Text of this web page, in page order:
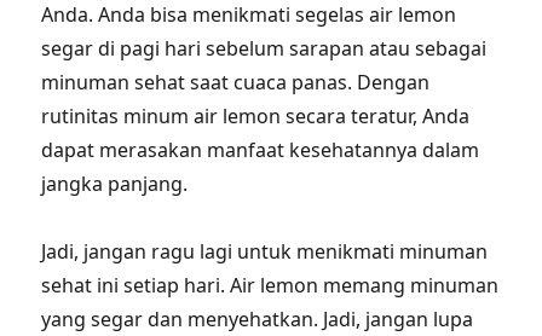
Anda. Anda bisa menikmati segelas air lemon
segar di pagi hari sebelum sarapan atau sebagai
minuman sehat saat cuaca panas. Dengan
rutinitas minum air lemon secara teratur, Anda
dapat merasakan manfaat kesehatannya dalam
jangka panjang.
Jadi, jangan ragu lagi untuk menikmati minuman
sehat ini setiap hari. Air lemon memang minuman
yang segar dan menyehatkan. Jadi, jangan lupa